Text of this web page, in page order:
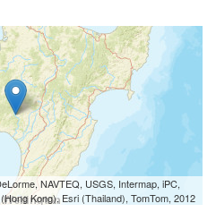
NAVTEQ, USGS, Intermap, iPC,
Kong), Esri (Thailand), TomTom, 2012